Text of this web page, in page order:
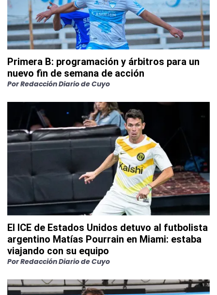
Primera B: programación y árbitros para un
nuevo fin de semana de acción
PorRedacción Diario de Cuyo
El ICE de Estados Unidos detuvo al futbolista
argentino Matías Pourrain en Miami: estaba
viajando con su equipo
PorRedacción Diario de Cuyo